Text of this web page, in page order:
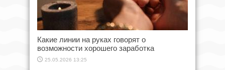
Какие линии на руках говорят о
возможности хорошего заработка
25.05.2026 13:25